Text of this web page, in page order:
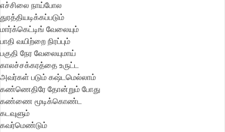
எச்சிலை நாய்போல
துரத்தியடிக்கப்படும்
மார்க்கெட்டிங் வேலையும்
பாதி வயிற்றை நிரப்பும்
பகுதி நேர வேலையுமாய்
காலச்சக்கரத்தை உருட்ட
அவர்கள் படும் கஷ்டமெல்லாம்
கண்ணெதிரே தோன்றும் போது
கண்ணை மூடிக்கொண்ட
கடவுளும்
கவர்மெண்டும்